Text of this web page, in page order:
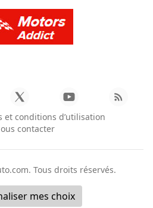
et conditions d’utilisation
contacter
. Tous droits réservés.
mes choix